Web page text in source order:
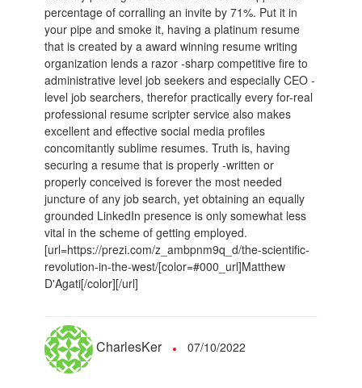
percentage of corralling an invite by 71%. Put it in
your pipe and smoke it, having a platinum resume
that is created by a award winning resume writing
organization lends a razor -sharp competitive fire to
administrative level job seekers and especially CEO -
level job searchers, therefor practically every for-real
professional resume scripter service also makes
excellent and effective social media profiles
concomitantly sublime resumes. Truth is, having
securing a resume that is properly -written or
properly conceived is forever the most needed
juncture of any job search, yet obtaining an equally
grounded LinkedIn presence is only somewhat less
vital in the scheme of getting employed.
[url=https://prezi.com/z_ambpnm9q_d/the-scientific-
revolution-in-the-west/[color=#000_url]Matthew
D'Agati[/color][/url]
CharlesKer 07/10/2022